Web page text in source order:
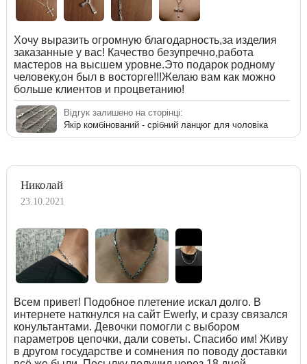
Хочу выразить огромную благодарность,за изделия
заказанные у вас! Качество безупречно,работа
мастеров на высшем уровне.Это подарок родному
человеку,он был в восторге!!!Желаю вам как можно
больше клиентов и процветанию!
Відгук залишено на сторінці:
Якір комбінований - срібний ланцюг для чоловіка
Николай
23.10.2021
Всем привет! Подобное плетение искал долго. В
интернете наткнулся на сайт Ewerly, и сразу связался
конультантами. Девочки помогли с выбором
параметров цепочки, дали советы. Спасибо им! Живу
в другом государстве и сомнения по поводу доставки